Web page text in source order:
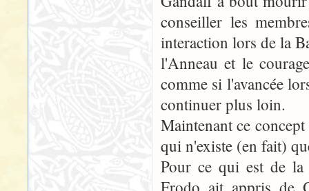
conseiller les
interaction lors de la
l'Anneau et le
comme si l'avancée
continuer plus loin.
Maintenant ce
qui n'existe (en fait)
Pour ce qui est de
Frodo ait appris de